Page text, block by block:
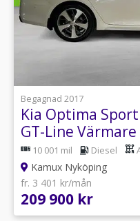
Begagnad 2017
Kia Optima Sport
GT-Line
10 001 mil Diesel
Kamux Nyköping
fr. 3 401 kr/mån
209 900 kr